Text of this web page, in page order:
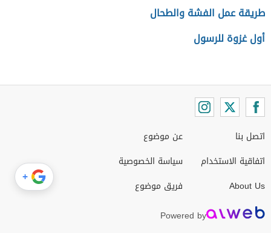
طريقة عمل الفشة والطحال
أول غزوة للرسول
اتصل بنا
اتفاقية الاستخدام
About Us
عن موضوع
سياسة الخصوصية
فريق موضوع
Powered by
+